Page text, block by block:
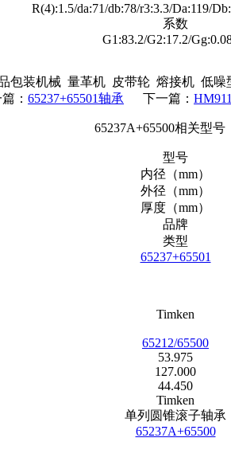
R(4):1.5/da:71/db:78/r3:3.3/Da:119/
系数
G1:83.2/G2:17.2/
包装机械 量革机 皮带轮 熔接机 低
篇： 65237+65501轴承 下一篇：
65237A+65500相关型号
型号
内径（mm）
外径（mm）
厚度（mm）
品牌
类型
65237+65501
Timken
65212/65500
53.975
127.000
44.450
Timken
单列圆锥滚子轴承
65237A+65500